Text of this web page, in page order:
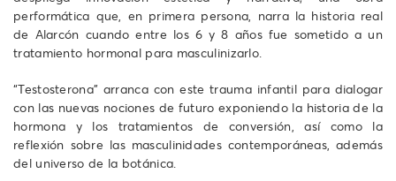
performática que, en primera persona, narra la historia real
de Alarcón cuando entre los 6 y 8 años fue sometido a un
tratamiento hormonal para masculinizarlo.
“Testosterona” arranca con este trauma infantil para dialogar
con las nuevas nociones de futuro exponiendo la historia de la
hormona y los tratamientos de conversión, así como la
reflexión sobre las masculinidades contemporáneas, además
del universo de la botánica.